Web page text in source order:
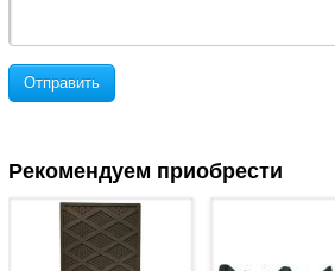
Отправить
Рекомендуем приобрести